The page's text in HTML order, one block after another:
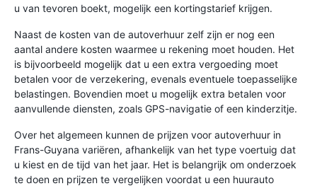
u van tevoren boekt, mogelijk een kortingstarief krijgen.
Naast de kosten van de autoverhuur zelf zijn er nog een
aantal andere kosten waarmee u rekening moet houden. Het
is bijvoorbeeld mogelijk dat u een extra vergoeding moet
betalen voor de verzekering, evenals eventuele toepasselijke
belastingen. Bovendien moet u mogelijk extra betalen voor
aanvullende diensten, zoals GPS-navigatie of een kinderzitje.
Over het algemeen kunnen de prijzen voor autoverhuur in
Frans-Guyana variëren, afhankelijk van het type voertuig dat
u kiest en de tijd van het jaar. Het is belangrijk om onderzoek
te doen en prijzen te vergelijken voordat u een huurauto